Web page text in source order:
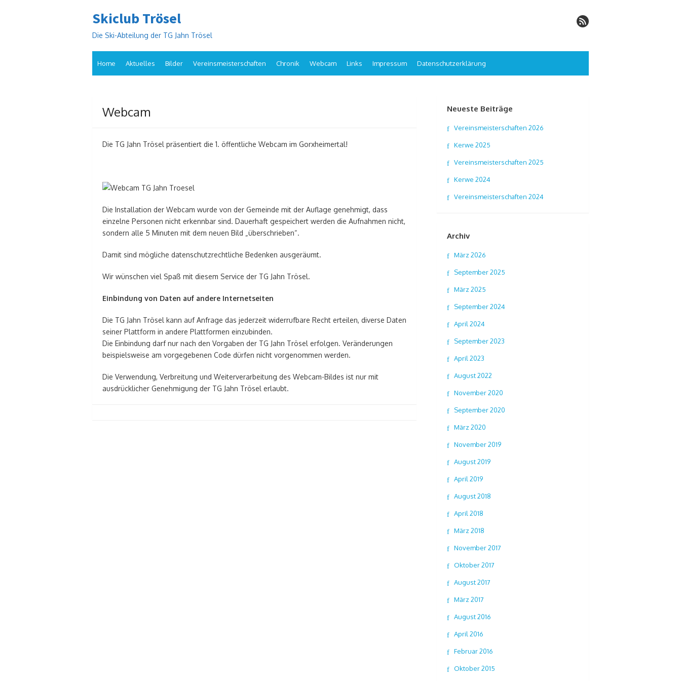
to
Skiclub Trösel
Die Ski-Abteilung der TG Jahn Trösel
Home Aktuelles Bilder Vereinsmeisterschaften Chronik Webcam Links Impressum Datenschutzerklärung
Webcam
Die TG Jahn Trösel präsentiert die 1. öffentliche Webcam im Gorxheimertal!
Die Installation der Webcam wurde von der Gemeinde mit der Auflage genehmigt, dass
einzelne Personen nicht erkennbar sind. Dauerhaft gespeichert werden die Aufnahmen nicht,
sondern alle 5 Minuten mit dem neuen Bild „überschrieben“.
Damit sind mögliche datenschutzrechtliche Bedenken ausgeräumt.
Wir wünschen viel Spaß mit diesem Service der TG Jahn Trösel.
Einbindung von Daten auf andere Internetseiten
Die TG Jahn Trösel kann auf Anfrage das jederzeit widerrufbare Recht erteilen, diverse Daten
seiner Plattform in andere Plattformen einzubinden.
Die Einbindung darf nur nach den Vorgaben der TG Jahn Trösel erfolgen. Veränderungen
beispielsweise am vorgegebenen Code dürfen nicht vorgenommen werden.
Die Verwendung, Verbreitung und Weiterverarbeitung des Webcam-Bildes ist nur mit
ausdrücklicher Genehmigung der TG Jahn Trösel erlaubt.
Neueste Beiträge
Vereinsmeisterschaften 2026
Kerwe 2025
Vereinsmeisterschaften 2025
Kerwe 2024
Vereinsmeisterschaften 2024
Archiv
März 2026
September 2025
März 2025
September 2024
April 2024
September 2023
April 2023
August 2022
November 2020
September 2020
März 2020
November 2019
August 2019
April 2019
August 2018
April 2018
März 2018
November 2017
Oktober 2017
August 2017
März 2017
August 2016
April 2016
Februar 2016
Oktober 2015